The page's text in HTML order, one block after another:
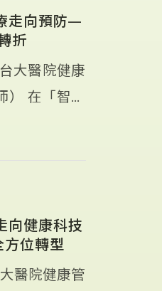
走向預防—
折
大醫院健康
在「智慧
向健康科技
位轉型
醫院健康管